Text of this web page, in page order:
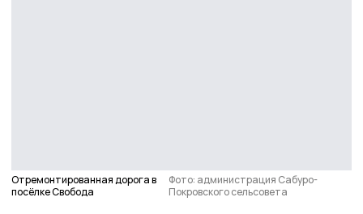
Отремонтированная дорога в
посёлке Свобода
Фото: администрация Сабуро-
Покровского сельсовета